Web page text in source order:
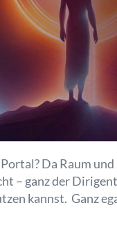
Da Raum
– ganz der
kannst. Ganz